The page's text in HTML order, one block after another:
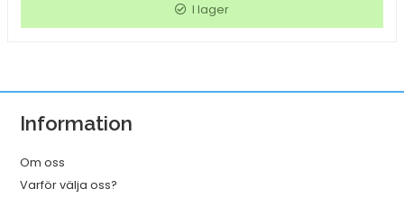
I lager
Information
Om oss
Varför välja oss?